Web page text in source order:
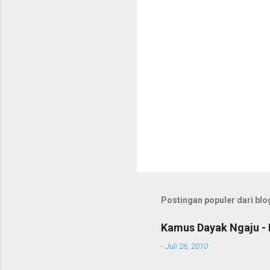
Postingan populer dari
Kamus Dayak Ngaju -
-Juli 26, 2010